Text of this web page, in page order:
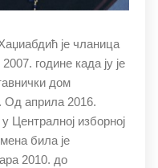
је чланица
године када ју је
дом
Од априла 2016.
Централној изборној
била је
2010. до